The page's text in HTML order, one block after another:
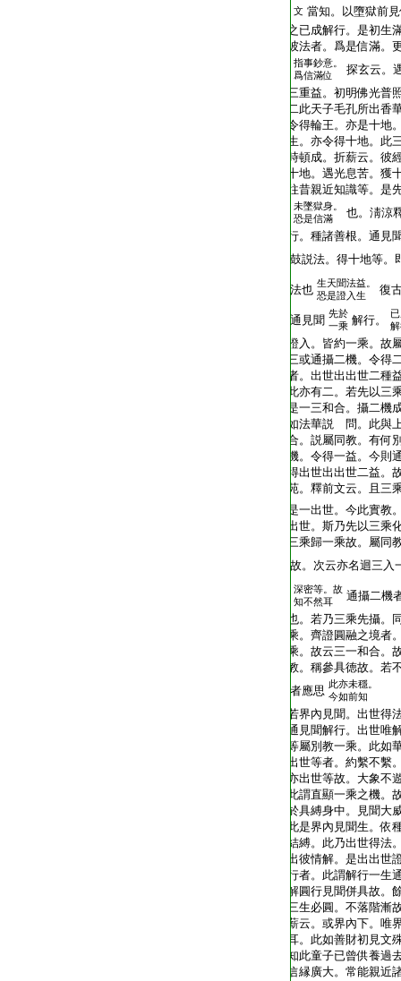
文 當知。以墮獄前
之已成解行。是初生
彼法者。爲是信滿。
指事鈔意。
爲信滿位
探玄云。
三重益。初明佛光普
二此天子毛孔所出香
令得輪王。亦是十地
生。亦令得十地。此
時頓成。折薪云。彼
十地。遇光息苦。獲
往昔親近知識等。是
未墜獄身。
恐是信滿
也。淸涼
行。種諸善根。通見
鼓説法。得十地等。
法也 生天聞法益。
恐是證入生
復
通見聞 先於
一乘 解行。
證入。皆約一乘。故
三或通攝二機。令
者。出世出出世二種
此亦有二。若先以三
是一三和合。攝二機
如法華説 問。此與
合。説屬同教。有何
機。令得一益。今則
得出世出出世二益。
苑。釋前文云。且三
是一出世。今此實教
出世。斯乃先以三乘
三乘歸一乘故。屬同
故。次云亦名迴三入
深密等。故
知不然耳
通攝二機
也。若乃三乘先攝。
乘。齊證圓融之境者
乘。故云三一和合。
教。稱參具徳故。若
者應思 此亦未穩。
今如前知
若界內見聞。出世得
通見聞解行。出世唯
等屬別教一乘。此
出世等者。約繫不繫
亦出世等故。大象不
此謂直顯一乘之機。
於具縛身中。見聞大
此是界內見聞生。依
結縛。此乃出世得法
出彼情解。是出出世
行者。此謂解行一生
解圓行見聞併具故。
三生必圓。不落階漸
薪云。或界內下。唯
耳。此如善財初見文
知此童子已曾供養過
信縁廣大。常能親近